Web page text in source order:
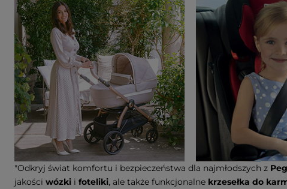
"Odkryj świat komfortu i bezpieczeństwa dla najmłodszych z
jakości wózki i foteliki, ale także funkcjonalne krzesełka do